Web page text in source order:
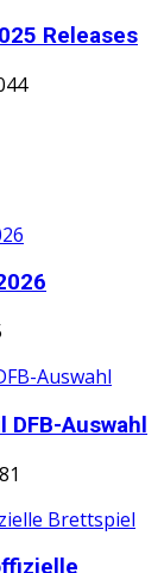
Releases
Auswahl